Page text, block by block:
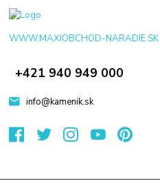
WWW.MAXIOBCHOD-NARADIE.SK
+421 940 949 000
info@kamenik.sk